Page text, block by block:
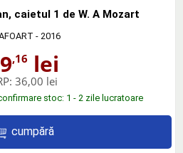
caietul 1 de W. A Mozart
- 2016
,16 lei
36,00 lei
stoc: 1 - 2 zile lucratoare
cumpără